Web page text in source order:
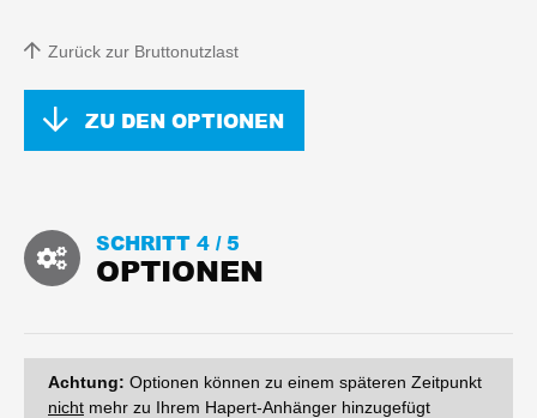
Zurück zur Bruttonutzlast
ZU DEN OPTIONEN
OPTIONEN
SCHRITT 4 / 5
Achtung: Optionen können zu einem späteren Zeitpunkt
nicht mehr zu Ihrem Hapert-Anhänger hinzugefügt